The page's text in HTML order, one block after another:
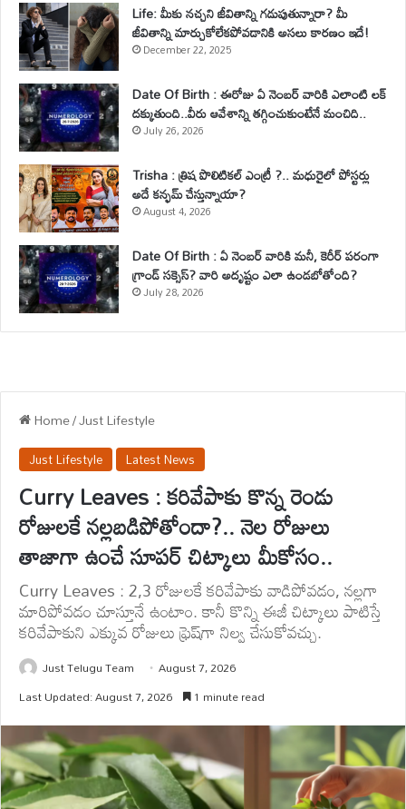
Life: మీకు నచ్చని జీవితాన్ని గడుపుతున్నారా? మీ
జీవితాన్ని మార్చుకోలేకపోవడానికి అసలు కారణం ఇదే!
December 22, 2025
Date Of Birth : ఈరోజు ఏ నెంబర్ వారికి ఎలాంటి లక్
దక్కుతుంది..వీరు ఆవేశాన్ని తగ్గించుకుంటేనే మంచిది..
July 26, 2026
Trisha : త్రిష పొలిటికల్ ఎంట్రీ ?.. మధురైలో పోస్టర్లు
అదే కన్ఫమ్ చేస్తున్నాయా?
August 4, 2026
Date Of Birth : ఏ నెంబర్ వారికి మనీ, కెరీర్ పరంగా
గ్రాండ్ సక్సెస్? వారి అదృష్టం ఎలా ఉండబోతోంది?
July 28, 2026